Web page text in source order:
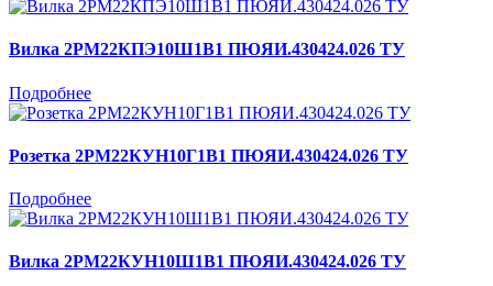
Вилка 2РМ22КПЭ10Ш1В1 ПЮЯИ.430424.026 ТУ
Подробнее
Розетка 2РМ22КУН10Г1В1 ПЮЯИ.430424.026 ТУ
Подробнее
Вилка 2РМ22КУН10Ш1В1 ПЮЯИ.430424.026 ТУ